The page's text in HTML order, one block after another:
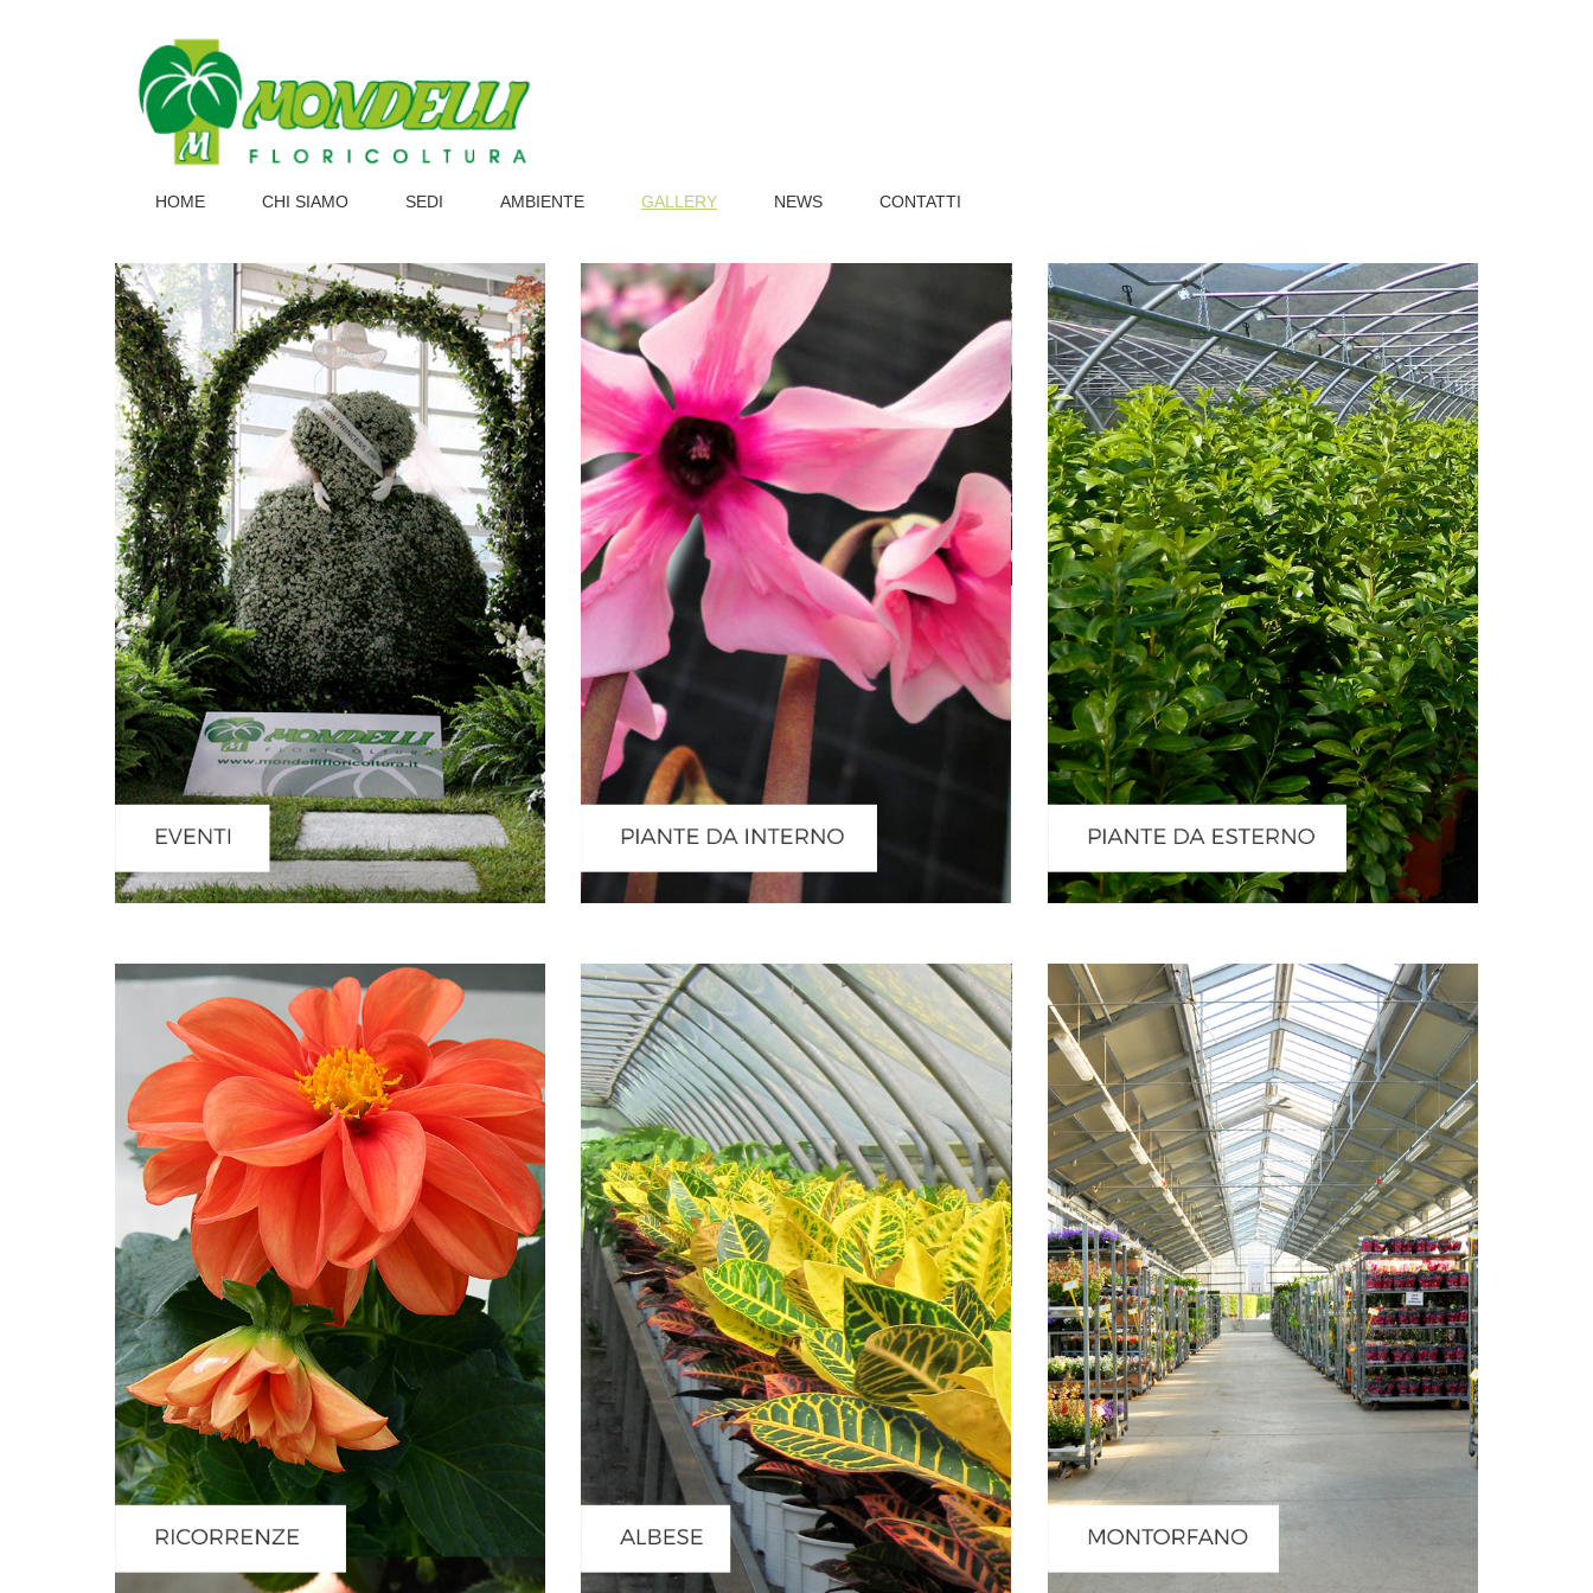
HOME CHI SIAMO SEDI AMBIENTE GALLERY NEWS CONTATTI